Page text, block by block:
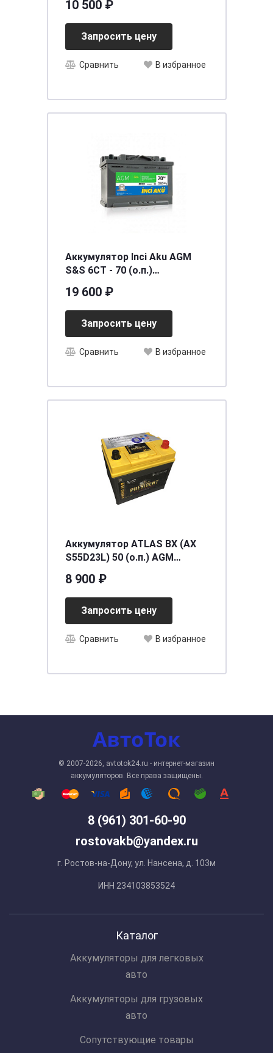
10 500 ₽
Запросить цену
Сравнить В избранное
Аккумулятор Inci Aku AGM
S&S 6СТ - 70 (о.п.)
19 600 ₽
Запросить цену
Сравнить В избранное
Аккумулятор ATLAS BX (AX
S55D23L) 50 (о.п.) AGM
8 900 ₽
Запросить цену
Сравнить В избранное
8 (961) 301-60-90
rostovakb@yandex.ru
г. Ростов-на-Дону, ул. Нансена, д. 103м
ИНН 234103853524
© 2007-2026, avtotok24.ru - интернет-магазин
аккумуляторов. Все права защищены.
Каталог
Аккумуляторы для легковых
авто
Аккумуляторы для грузовых
авто
Сопутствующие товары